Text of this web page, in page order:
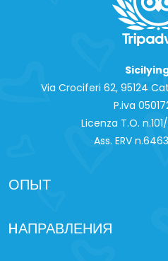
Via Crociferi 62, 95124
P.iva
Licenza T.O.
Ass. ERV
ОПЫТ
HАПРАВЛЕНИЯ